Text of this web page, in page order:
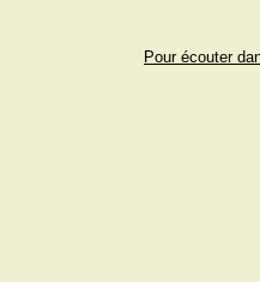
Pour écouter